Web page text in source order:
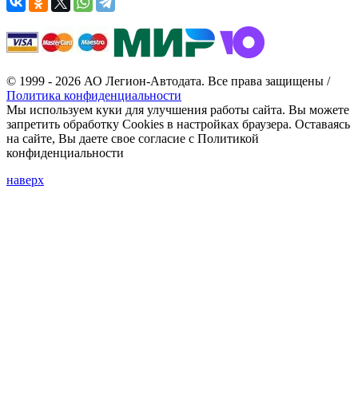
© 1999 - 2026 АО Легион-Автодата. Все права защищены /
Политика конфиденциальности
Мы используем куки для улучшения работы сайта. Вы можете
запретить обработку Cookies в настройках браузера. Оставаясь
на сайте, Вы даете свое согласие с Политикой
конфиденциальности
наверх